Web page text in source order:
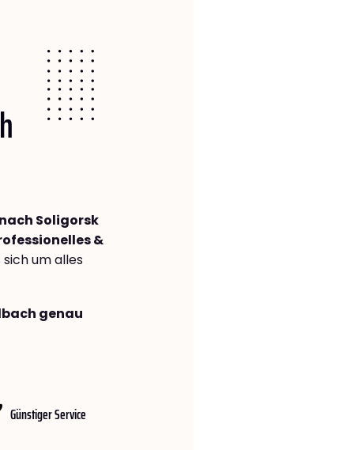
Soligorsk
&
sich um alles
genau
Günstiger Service